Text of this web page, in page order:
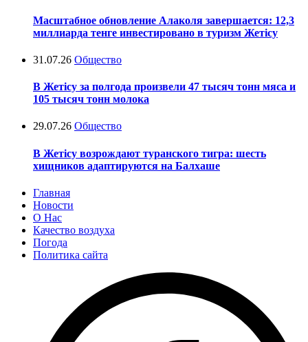
Масштабное обновление Алаколя завершается: 12,3
миллиарда тенге инвестировано в туризм Жетісу
31.07.26 Общество
В Жетісу за полгода произвели 47 тысяч тонн мяса и
105 тысяч тонн молока
29.07.26 Общество
В Жетісу возрождают туранского тигра: шесть
хищников адаптируются на Балхаше
Главная
Новости
О Нас
Качество воздуха
Погода
Политика сайта